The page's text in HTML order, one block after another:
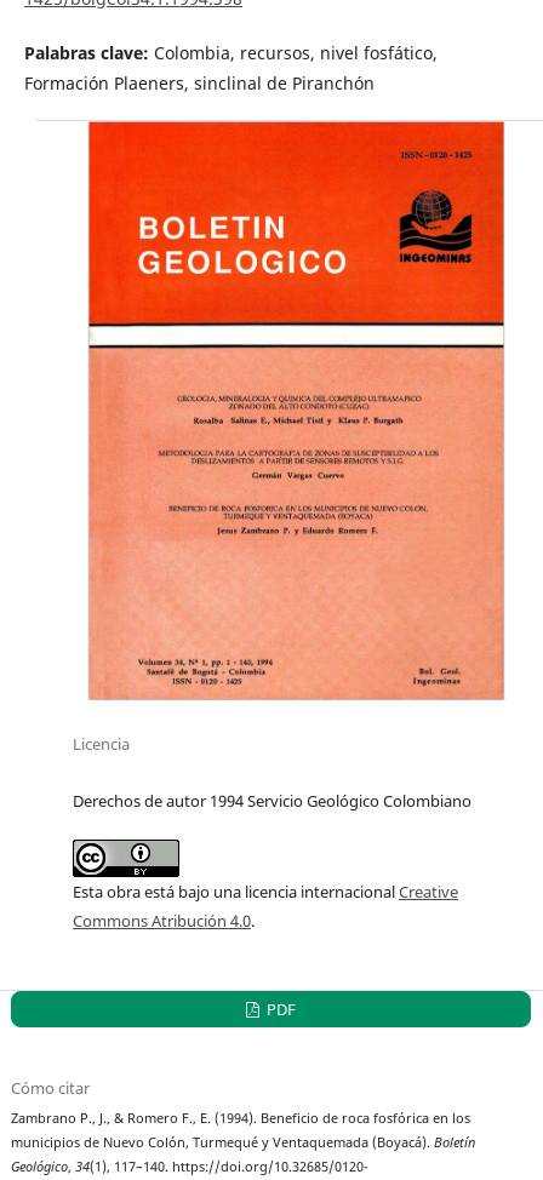
Palabras clave: Colombia, recursos, nivel fosfático,
Formación Plaeners, sinclinal de Piranchón
Licencia
Derechos de autor 1994 Servicio Geológico Colombiano
Esta obra está bajo una licencia internacionalCreative
Commons Atribución 4.0.
PDF
Cómo citar
Zambrano P., J., & Romero F., E. (1994). Beneficio de roca fosfórica en los
municipios de Nuevo Colón, Turmequé y Ventaquemada (Boyacá).Boletín
Geológico,34(1), 117–140. https://doi.org/10.32685/0120-